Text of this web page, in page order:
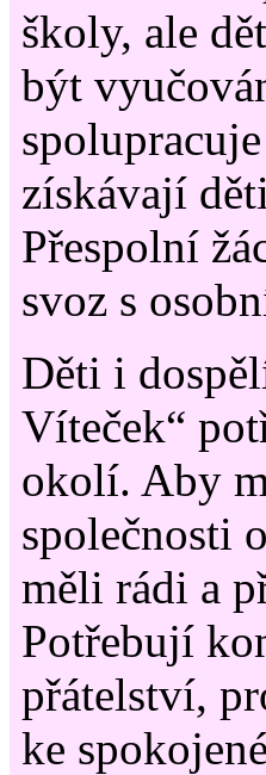
školy, ale
být
získávají
Přespolní
svoz s
Děti i
Víteček“
okolí. Aby
společnosti
měli rádi a
Potřebují
přátelství,
ke